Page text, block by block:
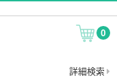
0
詳細検索